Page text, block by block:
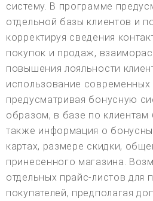
систему. В программе
отдельной базы клиентов и
корректируя сведения
покупок и продаж,
повышения лояльности
использование современных
предусматривая бонусную
образом, в базе по клиентам
также информация о
картах, размере скидки,
принесенного магазина.
отдельных прайс-листов для
покупателей, предполагая